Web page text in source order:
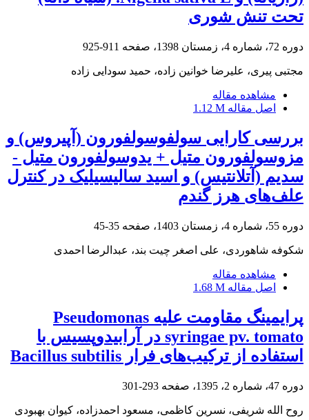
تحت تنش شوری
دوره 72، شماره 4، زمستان 1398، صفحه 911-925
مجتبی پیری، علیرضا خوانین زاده، حمید سودایی زاده
مشاهده مقاله
اصل مقاله 1.12 M
بررسی کارایی سولفوسولفورون (آپیروس) و
مزوسولفورون متیل + یدوسولفورون متیل -
سدیم (آتلانتیس) و اسید سالیسیلیک در کنترل
علف‌های هرز گندم
دوره 55، شماره 4، زمستان 1403، صفحه 35-45
شکوفه شاهوردی، علی اصغر چیت بند، عبدالرضا احمدی
مشاهده مقاله
اصل مقاله 1.68 M
پرایمینگ مقاومت علیه Pseudomonas
syringae pv. tomato در آرابیدوپسیس با
استفاده از ترکیب‌های فرار Bacillus subtilis
دوره 47، شماره 2، 1395، صفحه 293-301
روح الله شریفی، نسرین کاظمی، مسعود احمدزاده، کیوان بهبودی